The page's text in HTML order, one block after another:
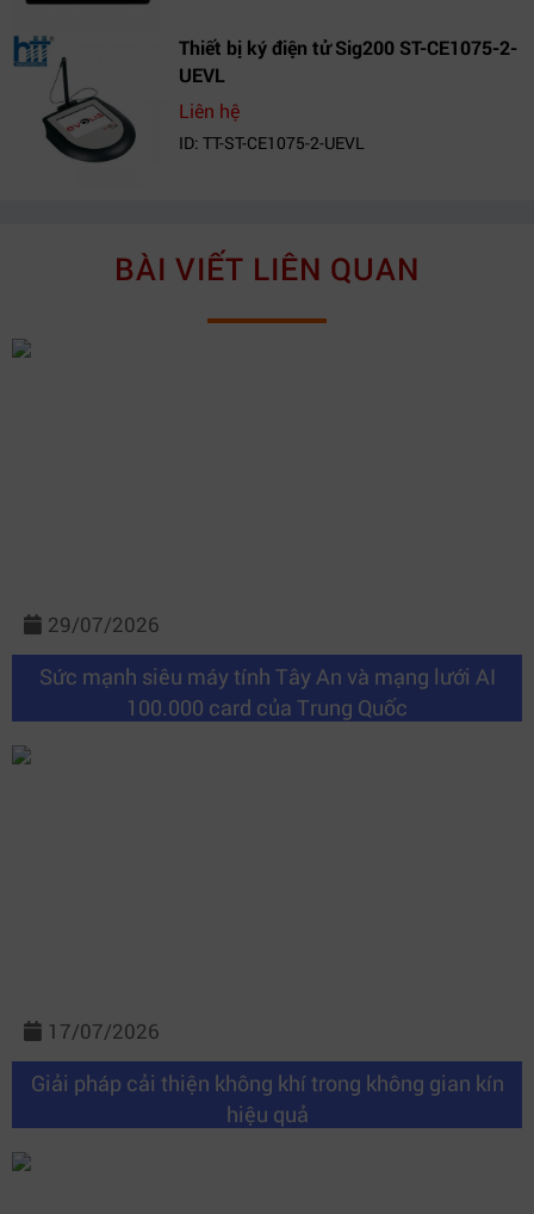
Thiết bị ký điện tử Sig200 ST-CE1075-2-
UEVL
Liên hệ
ID: TT-ST-CE1075-2-UEVL
BÀI VIẾT LIÊN QUAN
29/07/2026
Sức mạnh siêu máy tính Tây An và mạng lưới AI
100.000 card của Trung Quốc
17/07/2026
Giải pháp cải thiện không khí trong không gian kín
hiệu quả